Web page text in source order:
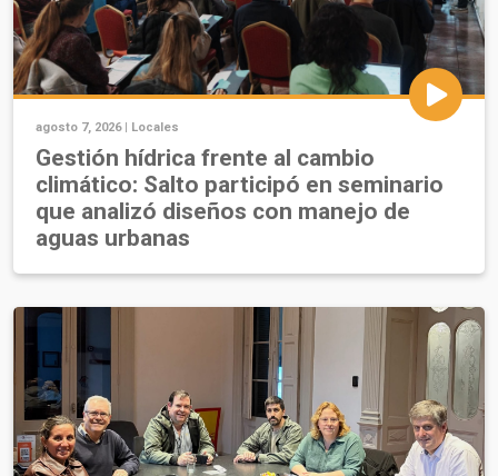
agosto 7, 2026 | Locales
Gestión hídrica frente al cambio
climático: Salto participó en seminario
que analizó diseños con manejo de
aguas urbanas